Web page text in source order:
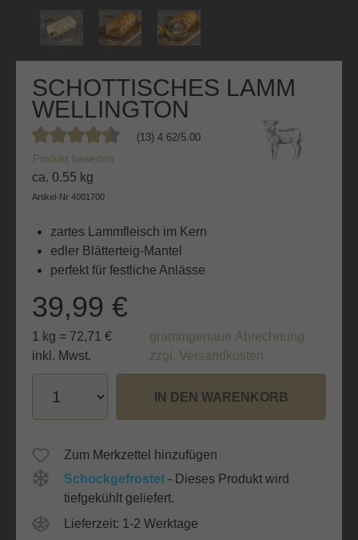
SCHOTTISCHES LAMM
WELLINGTON
Durchschnittliche Bewertung von 4.6 von 5 Sternen
(13) 4.62/5.00
Produkt bewerten
ca. 0.55 kg
Artikel-Nr 4001700
zartes Lammfleisch im Kern
edler Blätterteig-Mantel
perfekt für festliche Anlässe
39,99 €
1 kg = 72,71 €
grammgenaue Abrechnung
inkl. Mwst.
zzgl. Versandkosten
IN DEN WARENKORB
Zum Merkzettel hinzufügen
Schockgefrostet - Dieses Produkt wird
tiefgekühlt geliefert.
Lieferzeit: 1-2 Werktage